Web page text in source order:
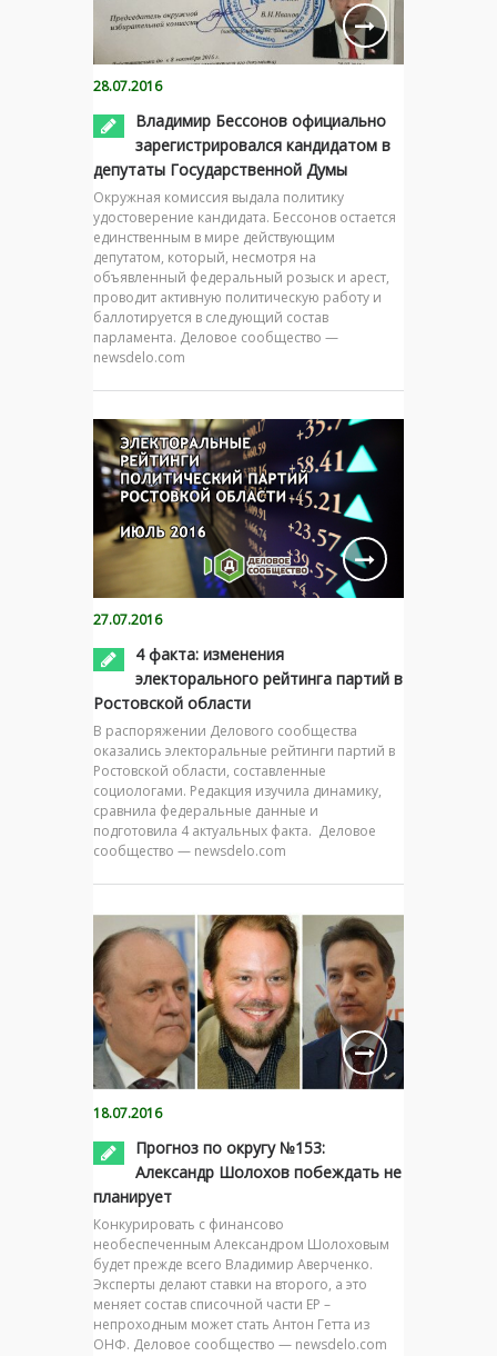
28.07.2016
Владимир Бессонов официально
зарегистрировался кандидатом в
депутаты Государственной Думы
Окружная комиссия выдала политику
удостоверение кандидата. Бессонов остается
единственным в мире действующим
депутатом, который, несмотря на
объявленный федеральный розыск и арест,
проводит активную политическую работу и
баллотируется в следующий состав
парламента. Деловое сообщество —
newsdelo.com
27.07.2016
4 факта: изменения
электорального рейтинга партий в
Ростовской области
В распоряжении Делового сообщества
оказались электоральные рейтинги партий в
Ростовской области, составленные
социологами. Редакция изучила динамику,
сравнила федеральные данные и
подготовила 4 актуальных факта. Деловое
сообщество — newsdelo.com
18.07.2016
Прогноз по округу №153:
Александр Шолохов побеждать не
планирует
Конкурировать с финансово
необеспеченным Александром Шолоховым
будет прежде всего Владимир Аверченко.
Эксперты делают ставки на второго, а это
меняет состав списочной части ЕР –
непроходным может стать Антон Гетта из
ОНФ. Деловое сообщество — newsdelo.com